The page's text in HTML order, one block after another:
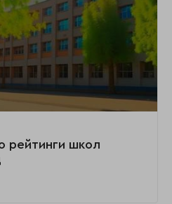
рейтинги школ